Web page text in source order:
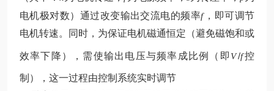
电机极对数） 通过改变输出交流电的频率f，即可调节
电机转速。同时，为保证电机磁通恒定（避免磁饱和或
效率下降），需使输出电压与频率成比例（即 V /f控
制），这一过程由控制系统实时调节